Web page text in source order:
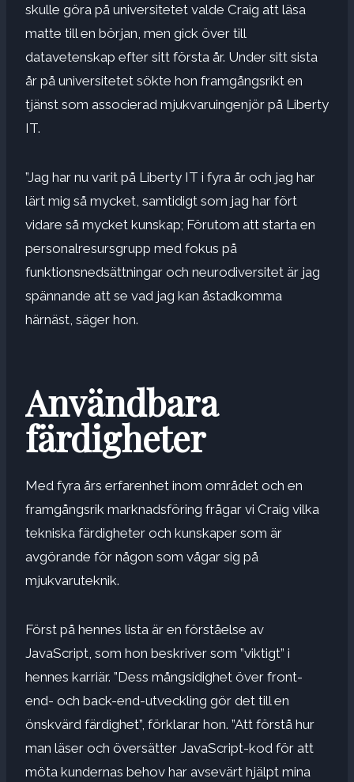
skulle göra på universitetet valde Craig att läsa
matte till en början, men gick över till
datavetenskap efter sitt första år. Under sitt sista
år på universitetet sökte hon framgångsrikt en
tjänst som associerad mjukvaruingenjör på Liberty
IT.
”Jag har nu varit på Liberty IT i fyra år och jag har
lärt mig så mycket, samtidigt som jag har fört
vidare så mycket kunskap; Förutom att starta en
personalresursgrupp med fokus på
funktionsnedsättningar och neurodiversitet är jag
spännande att se vad jag kan åstadkomma
härnäst, säger hon.
Användbara
färdigheter
Med fyra års erfarenhet inom området och en
framgångsrik marknadsföring frågar vi Craig vilka
tekniska färdigheter och kunskaper som är
avgörande för någon som vågar sig på
mjukvaruteknik.
Först på hennes lista är en förståelse av
JavaScript, som hon beskriver som ”viktigt” i
hennes karriär. ”Dess mångsidighet över front-
end- och back-end-utveckling gör det till en
önskvärd färdighet”, förklarar hon. ”Att förstå hur
man läser och översätter JavaScript-kod för att
möta kundernas behov har avsevärt hjälpt mina